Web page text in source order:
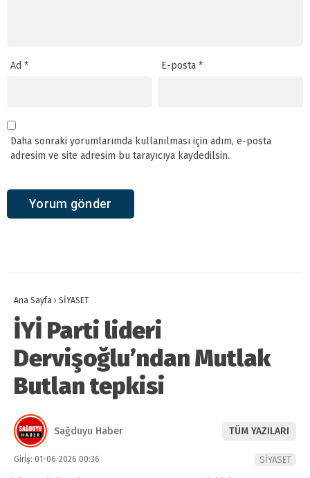
Ad * E-posta*
Daha sonraki yorumlarımda kullanılması için adım, e-posta
adresim ve site adresim bu tarayıcıya kaydedilsin.
Ana Sayfa › SİYASET
İYİ Parti lideri
Dervişoğlu’ndan Mutlak
Butlan tepkisi
Sağduyu Haber TÜM YAZILARI
Giriş: 01-06-2026 00:36 SİYASET